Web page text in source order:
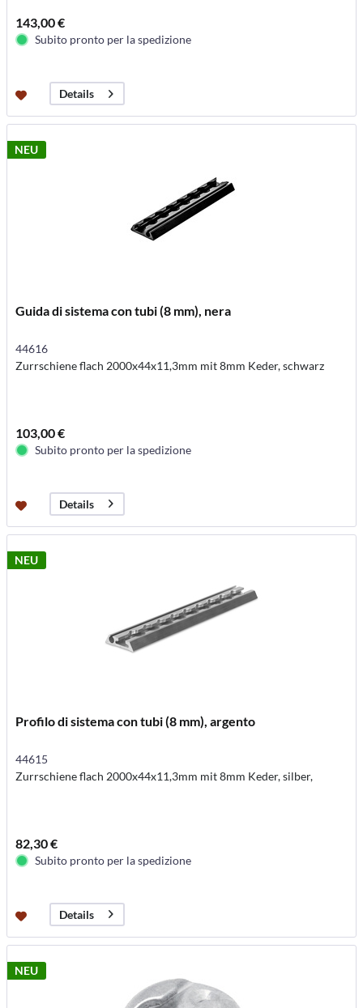
143,00 €
Subito pronto per la spedizione
Details
NEU
Guida di sistema con tubi (8 mm), nera
44616
Zurrschiene flach 2000x44x11,3mm mit 8mm Keder, schwarz
103,00 €
Subito pronto per la spedizione
Details
NEU
Profilo di sistema con tubi (8 mm), argento
44615
Zurrschiene flach 2000x44x11,3mm mit 8mm Keder, silber,
82,30 €
Subito pronto per la spedizione
Details
NEU